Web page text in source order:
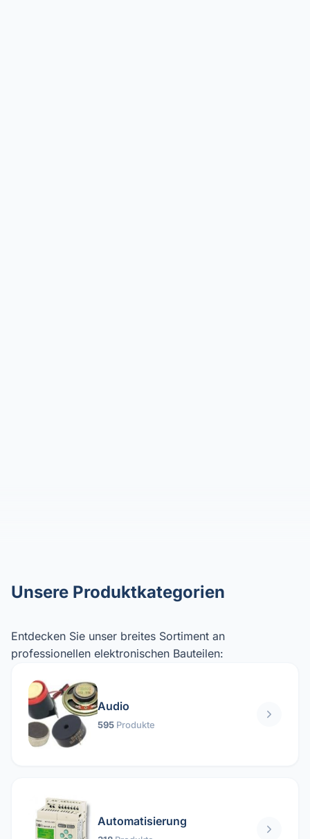
Unsere Produktkategorien
Entdecken Sie unser breites Sortiment an
professionellen elektronischen Bauteilen:
Audio
595 Produkte
Automatisierung